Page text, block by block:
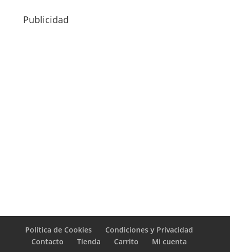
Publicidad
Política de Cookies
Condiciones y Privacidad
Contacto
Tienda Carrito Mi cuenta